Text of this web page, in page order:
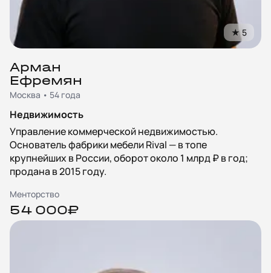
★5
Арман
Ефремян
Москва • 54 года
Недвижимость
Управление коммерческой недвижимостью.
Основатель фабрики мебели Rival — в топе
крупнейших в России, оборот около 1 млрд ₽ в год;
продана в 2015 году.
Менторство
54 000₽